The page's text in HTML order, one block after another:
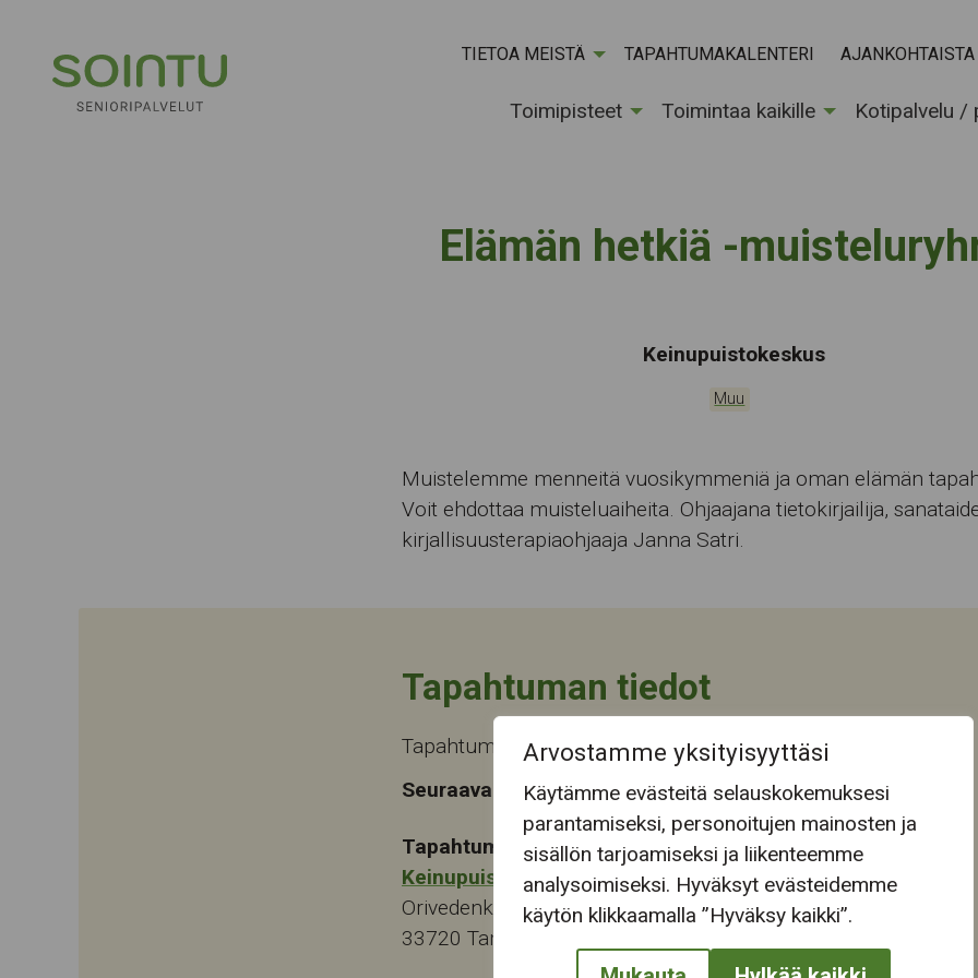
Arvostamme yksityisyyttäsi
Käytämme evästeitä selauskokemuksesi
parantamiseksi, personoitujen mainosten ja
sisällön tarjoamiseksi ja liikenteemme
analysoimiseksi. Hyväksyt evästeidemme
käytön klikkaamalla ”Hyväksy kaikki”.
TIETOA MEISTÄ TAPAHTUMAKALENTERI AJANKOHTAISTA
Toimipisteet Toimintaa kaikille Kotipalvelu /
Elämän hetkiä -
Tapahtumapaikka:
Keinupuistokeskus
Kategoriat:
Muu
Muistelemme menneitä vuosikymmeniä ja oman elämän
Voit ehdottaa muisteluaiheita. Ohjaajana tietokirjailija,
kirjallisuusterapiaohjaaja Janna Satri.
Tapahtuman tiedot
Tapahtuma päättyi pe 19.9.2025
Seuraava tapahtuma-aika
Tapahtumapaikka:
Keinupuistokeskus
Orivedenkatu 28
33720 Tampere